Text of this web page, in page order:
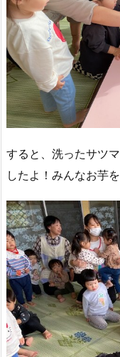
すると、洗ったサツ
したよ！みんなお芋